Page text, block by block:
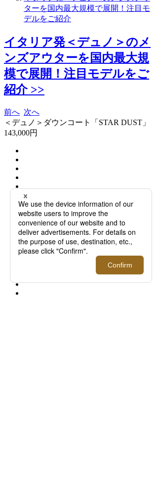
ターを国内最大規模で展開！注目モ
デルをご紹介
イタリア発＜デュノ＞のメ
ンズアウターを国内最大規
模で展開！注目モデルをご
紹介 >>
前へ 次へ
＜デュノ＞ダウンコート「STAR DUST」
143,000円